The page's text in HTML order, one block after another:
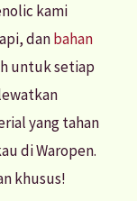
kami
danbahan
untuk setiap
yang tahan
di Waropen.
khusus!